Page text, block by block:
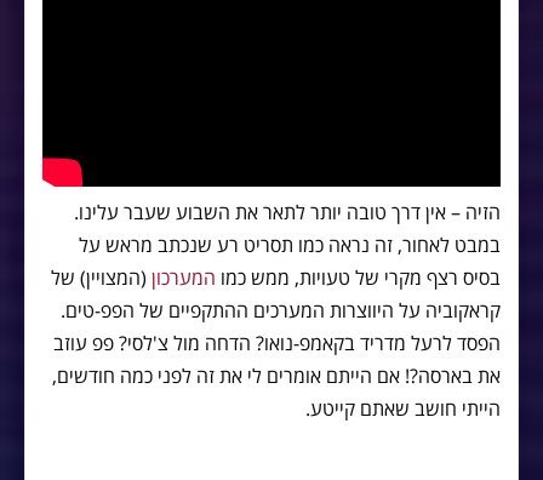
הזיה – אין דרך טובה יותר לתאר את השבוע שעבר עלינו.
במבט לאחור, זה נראה כמו תסריט רע שנכתב מראש על
בסיס רצף מקרי של טעויות, ממש כמו המערכון (המצויין) של
קראקוביה על היווצרות המערכים ההתקפיים של הפפ-טים.
הפסד לרעל מדריד בקאמפ-נואו? הדחה מול צ'לסי? פפ עוזב
את בארסה?! אם הייתם אומרים לי את זה לפני כמה חודשים,
הייתי חושב שאתם קייטע.